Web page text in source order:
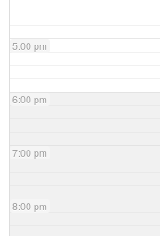
5:00 pm
6:00 pm
7:00 pm
8:00 pm